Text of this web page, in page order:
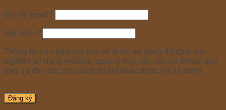
Địa chỉ email *
Mật khẩu *
Thông tin cá nhân của bạn sẽ được sử dụng để tăng trải
nghiệm sử dụng website, quản lý truy cập vào tài khoản của
bạn, và cho các mục đích cụ thể khác được mô tả trong
Đăng ký